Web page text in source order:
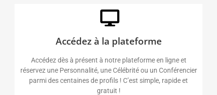
Accédez à la plateforme
Accédez dès à présent à notre plateforme en ligne et
réservez une Personnalité, une Célébrité ou un Conférencier
parmi des centaines de profils ! C’est simple, rapide et
gratuit !